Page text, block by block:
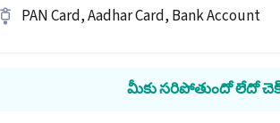
PAN Card, Aadhar Card, Bank Account
మీకు సరిపోతుందో లేదో